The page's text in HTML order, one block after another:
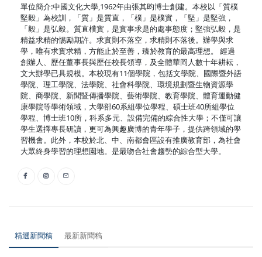
單位簡介:中國文化大學,1962年由張其昀博士創建。本校以「質樸
堅毅」為校訓，「質」是質直，「樸」是樸實，「堅」是堅強，
「毅」是弘毅。質直樸實，是實事求是的處事態度；堅強弘毅，是
精益求精的惕勵期許。求實則不落空，求精則不落後。辦學與求
學，唯有求實求精，方能止於至善，臻於教育的最高理想。 經過
創辦人、歷任董事長與歷任校長領導，及全體華岡人數十年耕耘，
文大辦學已具規模。本校現有11個學院，包括文學院、國際暨外語
學院、理工學院、法學院、社會科學院、環境規劃暨生物資源學
院、商學院、新聞暨傳播學院、藝術學院、教育學院、體育運動健
康學院等學術領域，大學部60系組學位學程、碩士班40所組學位
學程、博士班10所，科系多元、設備完備的綜合性大學；不僅可讓
學生選擇專長研讀，更可為興趣廣博的青年學子，提供跨領域的學
習機會。此外，本校於北、中、南都會區設有推廣教育部，為社會
大眾終身學習的理想園地。是最吻合社會趨勢的綜合型大學。
精選新聞稿 最新新聞稿